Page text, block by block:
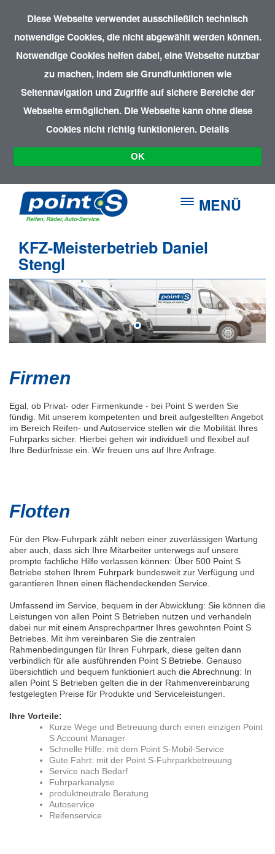
Diese Webseite verwendet ausschließlich technisch
notwendige Cookies, die nicht abgewählt werden können.
Notwendige Cookies helfen dabei, eine Webseite nutzbar
zu machen, indem sie Grundfunktionen wie
Seitennavigation und Zugriffe auf sichere Bereiche der
Webseite ermöglichen. Die Webseite kann ohne diese
Cookies nicht richtig funktionieren. Details
OK
MENÜ
KFZ-Meisterbetrieb Daniel
Stengl
Firmen
Egal, ob Privat- oder Firmenkunde - bei Point S werden Sie
fündig. Mit unserem kompetenten und breit aufgestellten Angebot
im Bereich Reifen- und Autoservice stellen wir die Mobilität Ihres
Fuhrparks sicher. Hierbei gehen wir individuell und flexibel auf
Ihre Bedürfnisse ein. Wir freuen uns auf Ihre Anfrage.
Flotten
Für den Pkw-Fuhrpark zählt neben einer zuverlässigen Wartung
aber auch, dass sich Ihre Mitarbeiter unterwegs auf unsere
prompte fachliche Hilfe verlassen können: Über 500 Point S
Betriebe stehen Ihrem Fuhrpark bundesweit zur Verfügung und
garantieren Ihnen einen flächendeckenden Service.
Umfassend im Service, bequem in der Abwicklung: Sie können die
Leistungen von allen Point S Betrieben nutzen und verhandeln
dabei nur mit einem Ansprechpartner Ihres gewohnten Point S
Betriebes. Mit ihm vereinbaren Sie die zentralen
Rahmenbedingungen für Ihren Fuhrpark, diese gelten dann
verbindlich für alle ausführenden Point S Betriebe. Genauso
übersichtlich und bequem funktioniert auch die Abrechnung: In
allen Point S Betrieben gelten die in der Rahmenvereinbarung
festgelegten Preise für Produkte und Serviceleistungen.
Ihre Vorteile:
Kurze Wege und Betreuung durch einen einzigen Point
S Account Manager
Schnelle Hilfe: mit dem Point S-Mobil-Service
Gute Fahrt: mit der Point S-Fuhrparkbetreuung
Service nach Bedarf
Fuhrparkanalyse
produktneutrale Beratung
Autoservice
Reifenservice